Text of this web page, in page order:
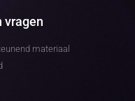
vragen
materiaal